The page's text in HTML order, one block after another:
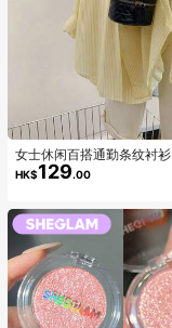
女士休闲百搭通勤条纹衬衫
HK$129.00